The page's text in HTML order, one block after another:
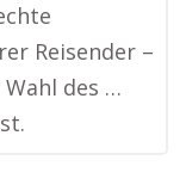
Reisender –
des …